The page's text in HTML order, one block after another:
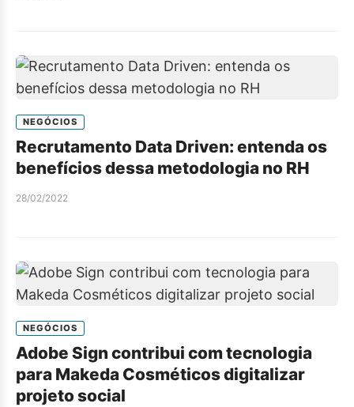
NEGÓCIOS
Recrutamento Data Driven: entenda os
benefícios dessa metodologia no RH
28/02/2022
NEGÓCIOS
Adobe Sign contribui com tecnologia
para Makeda Cosméticos digitalizar
projeto social